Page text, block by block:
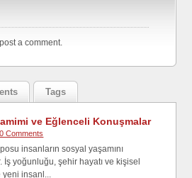
a comment.
Tags
ve Eğlenceli Konuşmalar
0 Comments
insanların sosyal yaşamını
yoğunluğu, şehir hayatı ve kişisel
insanl...